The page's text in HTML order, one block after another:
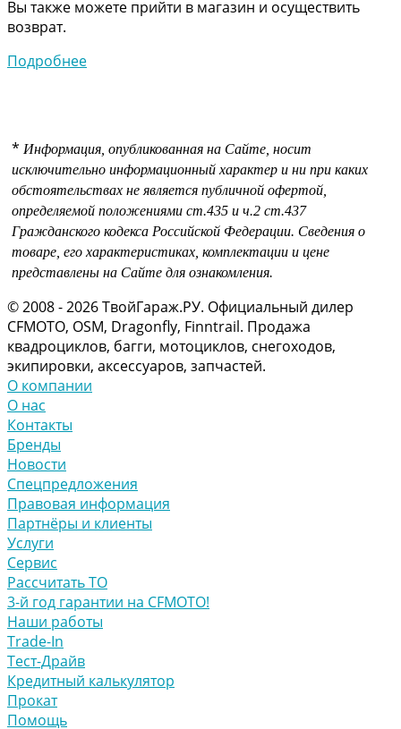
Вы также можете прийти в магазин и осуществить
возврат.
Подробнее
* Информация, опубликованная на Сайте, носит
исключительно информационный характер и ни при каких
обстоятельствах не является публичной офертой,
определяемой положениями ст.435 и ч.2 ст.437
Гражданского кодекса Российской Федерации. Сведения о
товаре, его характеристиках, комплектации и цене
представлены на Сайте для ознакомления.
© 2008 - 2026 ТвойГараж.РУ. Официальный дилер
CFMOTO, OSM, Dragonfly, Finntrail. Продажа
квадроциклов, багги, мотоциклов, снегоходов,
экипировки, аксессуаров, запчастей.
О компании
О нас
Контакты
Бренды
Новости
Спецпредложения
Правовая информация
Партнёры и клиенты
Услуги
Сервис
Рассчитать ТО
3-й год гарантии на CFMOTO!
Наши работы
Trade-In
Тест-Драйв
Кредитный калькулятор
Прокат
Помощь